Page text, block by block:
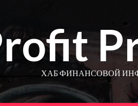
ХАБ ФИНАНСОВОЙ